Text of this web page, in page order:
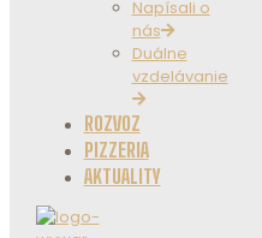
Napísali o
nás
Duálne
vzdelávanie
ROZVOZ
PIZZERIA
AKTUALITY